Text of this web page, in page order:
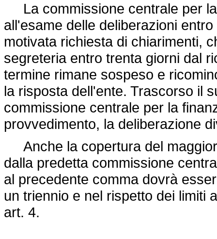
La commissione centrale per
all'esame delle deliberazioni
motivata richiesta di chiarimenti,
segreteria entro trenta giorni dal
termine rimane sospeso e
la risposta dell'ente. Trascorso il
commissione centrale per la
provvedimento, la deliberazione
Anche la copertura del
dalla predetta commissione
al precedente comma dovrà
un triennio e nel rispetto dei limiti
art. 4.